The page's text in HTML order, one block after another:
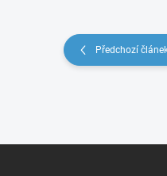
Předchozí